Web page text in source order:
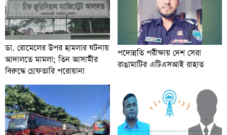
ডা. রোমেলের উপর হামলার ঘটনায়
আদালতে মামলা; তিন আসামীর
বিরুদ্ধে গ্রেফতারি পরোয়ানা
পদোন্নতি পরীক্ষায় দেশ সেরা
রাঙামাটির এটিএসআই রাহাত